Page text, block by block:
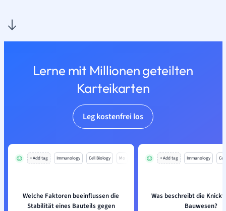
Lerne mit Millionen geteilten
Karteikarten
Leg kostenfrei los
+ Add tag Immunology Cell Biology Mo
Welche Faktoren beeinflussen die
Stabilität eines Bauteils gegen
+ Add tag Immunology
Was beschreibt die
Bauwesen?